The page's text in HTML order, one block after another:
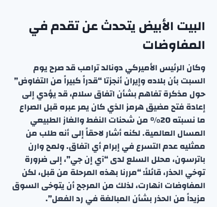
البيت الأبيض يتحدث عن تقدم في
المفاوضات
وكان الرئيس الأميركي دونالد ترامب قد صرح يوم
السبت بأن بلاده وإيران أنجزتا “قدراً كبيراً من التفاوض”
حول مذكرة تفاهم بشأن اتفاق سلام، قد يؤدي إلى
إعادة فتح مضيق هرمز الذي كان يمر عبره قبل الصراع
ما نسبته 20% من شحنات النفط والغاز الطبيعي
المسال العالمية. لكنه أشار لاحقاً إلى أنه طلب من
ممثليه عدم التسرع في إبرام أي اتفاق. ولمح وارن
باترسون، محلل السلع لدى “آي إن جي”، إلى ضرورة
توخي الحذر، قائلاً: “مررنا بهذه المرحلة من قبل، لكن
المفاوضات انهارت، لذلك من المرجح أن يتوخى السوق
مزيداً من الحذر بشأن المبالغة في رد الفعل”.